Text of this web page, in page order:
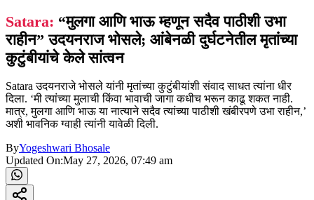
Satara: “मुलगा आणि भाऊ म्हणून सदैव पाठीशी उभा
राहीन” उदयनराज भोसले; आंबेनळी दुर्घटनेतील मृतांच्या
कुटुंबीयांचे केले सांत्वन
Satara उदयनराजे भोसले यांनी मृतांच्या कुटुंबीयांशी संवाद साधत त्यांना धीर
दिला. ‘मी त्यांच्या मुलाची किंवा भावाची जागा कधीच भरून काढू शकत नाही.
मात्र, मुलगा आणि भाऊ या नात्याने सदैव त्यांच्या पाठीशी खंबीरपणे उभा राहीन,’
अशी भावनिक ग्वाही त्यांनी यावेळी दिली.
ByYogeshwari Bhosale
Updated On:May 27, 2026, 07:49 am